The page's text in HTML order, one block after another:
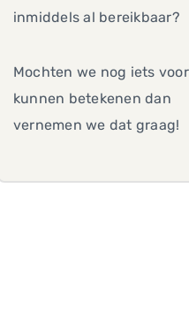
inmiddels al bereikbaar?
Mochten we nog iets
kunnen betekenen dan
vernemen we dat graag!